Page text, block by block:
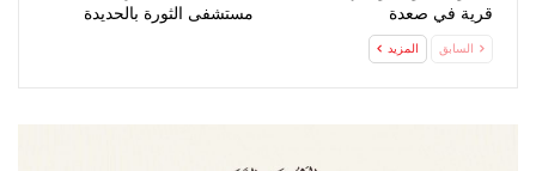
قرية في صعدة
مستشفى الثورة بالحديدة
السابق المزيد